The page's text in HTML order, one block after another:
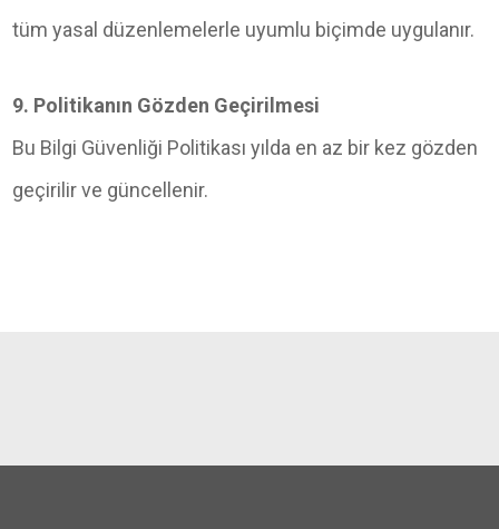
tüm yasal düzenlemelerle uyumlu biçimde uygulanır.
9. Politikanın Gözden Geçirilmesi
Bu Bilgi Güvenliği Politikası yılda en az bir kez gözden
geçirilir ve güncellenir.